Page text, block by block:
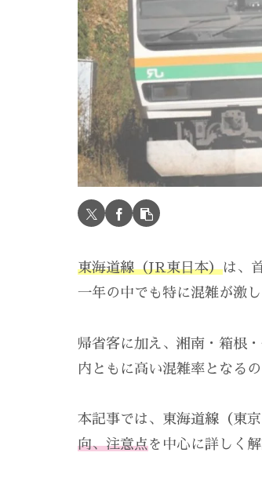
東海道線（JR東日本）は、
一年の中でも特に混雑が激し
帰省客に加え、湘南・箱根
内ともに高い混雑率となるの
本記事では、東海道線（東
向、注意点を中心に詳しく解